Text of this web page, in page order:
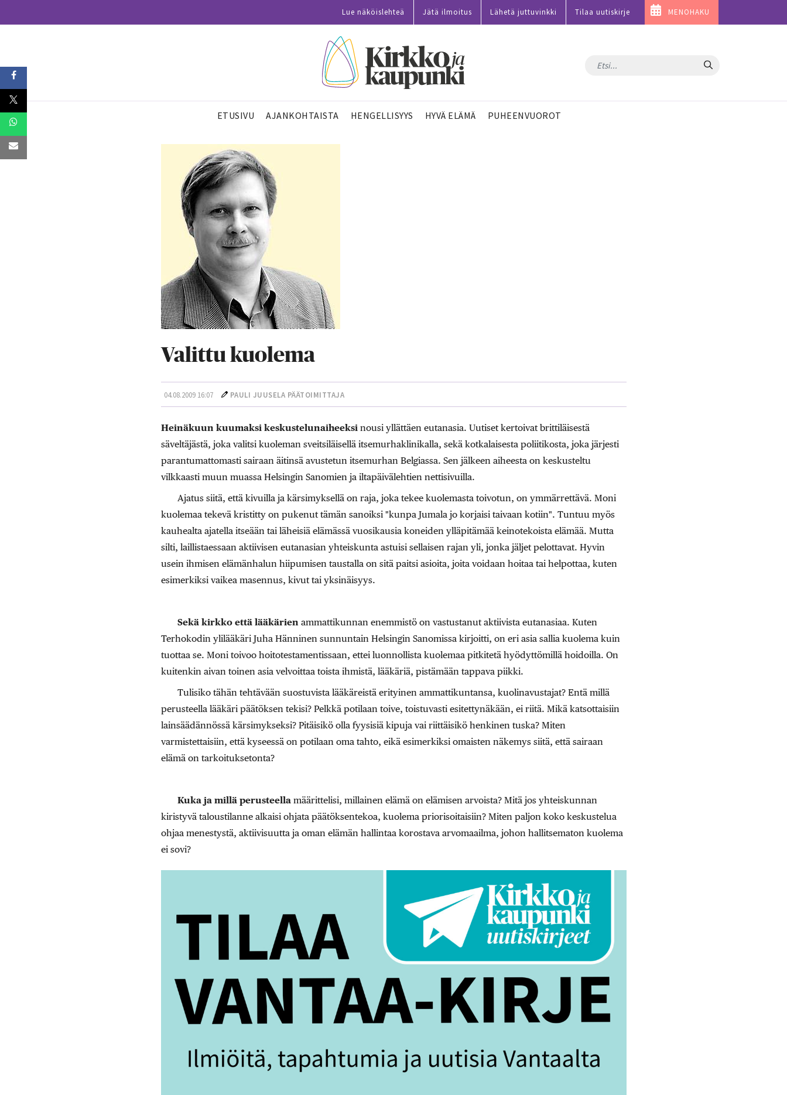
Lue näköislehteä Jätä ilmoitus Lähetä juttuvinkki Tilaa uutiskirje MENOHAKU
Hae
ETUSIVU AJANKOHTAISTA HENGELLISYYS HYVÄ ELÄMÄ PUHEENVUOROT
Valittu kuolema
04.08.2009 16:07 PAULI JUUSELA PÄÄTOIMITTAJA
Heinäkuun kuumaksi keskustelunaiheeksinousi yllättäen eutanasia. Uutiset kertoivat brittiläisestä
säveltäjästä, joka valitsi kuoleman sveitsiläisellä itsemurhaklinikalla, sekä kotkalaisesta poliitikosta, joka järjesti
parantumattomasti sairaan äitinsä avustetun itsemurhan Belgiassa. Sen jälkeen aiheesta on keskusteltu
vilkkaasti muun muassa Helsingin Sanomien ja iltapäivälehtien nettisivuilla.
Ajatus siitä, että kivuilla ja kärsimyksellä on raja, joka tekee kuolemasta toivotun, on ymmärrettävä. Moni
kuolemaa tekevä kristitty on pukenut tämän sanoiksi "kunpa Jumala jo korjaisi taivaan kotiin". Tuntuu myös
kauhealta ajatella itseään tai läheisiä elämässä vuosikausia koneiden ylläpitämää keinotekoista elämää. Mutta
silti, laillistaessaan aktiivisen eutanasian yhteiskunta astuisi sellaisen rajan yli, jonka jäljet pelottavat. Hyvin
usein ihmisen elämänhalun hiipumisen taustalla on sitä paitsi asioita, joita voidaan hoitaa tai helpottaa, kuten
esimerkiksi vaikea masennus, kivut tai yksinäisyys.
Sekä kirkko että lääkärienammattikunnan enemmistö on vastustanut aktiivista eutanasiaa. Kuten
Terhokodin ylilääkäri Juha Hänninen sunnuntain Helsingin Sanomissa kirjoitti, on eri asia sallia kuolema kuin
tuottaa se. Moni toivoo hoitotestamentissaan, ettei luonnollista kuolemaa pitkitetä hyödyttömillä hoidoilla. On
kuitenkin aivan toinen asia velvoittaa toista ihmistä, lääkäriä, pistämään tappava piikki.
Tulisiko tähän tehtävään suostuvista lääkäreistä erityinen ammattikuntansa, kuolinavustajat? Entä millä
perusteella lääkäri päätöksen tekisi? Pelkkä potilaan toive, toistuvasti esitettynäkään, ei riitä. Mikä katsottaisiin
lainsäädännössä kärsimykseksi? Pitäisikö olla fyysisiä kipuja vai riittäisikö henkinen tuska? Miten
varmistettaisiin, että kyseessä on potilaan oma tahto, eikä esimerkiksi omaisten näkemys siitä, että sairaan
elämä on tarkoituksetonta?
Kuka ja millä perusteellamäärittelisi, millainen elämä on elämisen arvoista? Mitä jos yhteiskunnan
kiristyvä taloustilanne alkaisi ohjata päätöksentekoa, kuolema priorisoitaisiin? Miten paljon koko keskustelua
ohjaa menestystä, aktiivisuutta ja oman elämän hallintaa korostava arvomaailma, johon hallitsematon kuolema
ei sovi?